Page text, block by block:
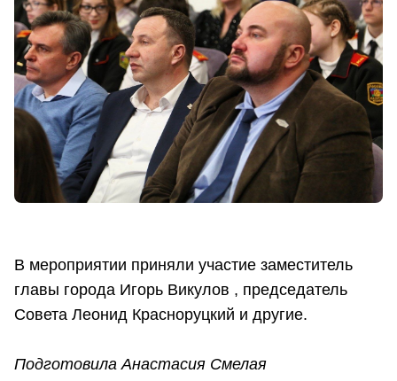
В мероприятии приняли участие заместитель
главы города Игорь Викулов , председатель
Совета Леонид Красноруцкий и другие.
Подготовила Анастасия Смелая